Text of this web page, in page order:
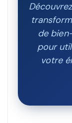
de
pour
votre